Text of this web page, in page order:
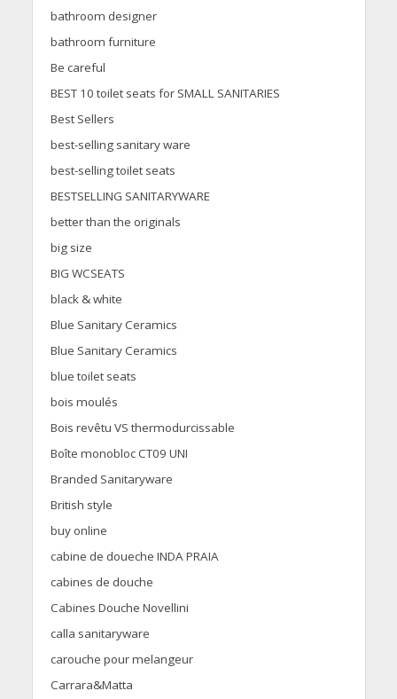
bathroom designer
bathroom furniture
Be careful
BEST 10 toilet seats for SMALL SANITARIES
Best Sellers
best-selling sanitary ware
best-selling toilet seats
BESTSELLING SANITARYWARE
better than the originals
big size
BIG WCSEATS
black & white
Blue Sanitary Ceramics
Blue Sanitary Ceramics
blue toilet seats
bois moulés
Bois revêtu VS thermodurcissable
Boîte monobloc CT09 UNI
Branded Sanitaryware
British style
buy online
cabine de doueche INDA PRAIA
cabines de douche
Cabines Douche Novellini
calla sanitaryware
carouche pour melangeur
Carrara&Matta